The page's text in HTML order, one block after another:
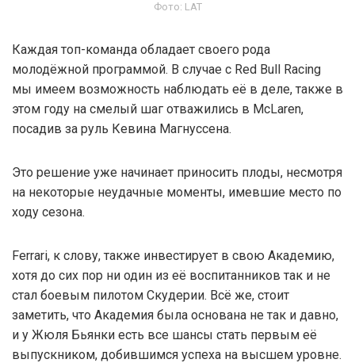
Фото: LAT
Каждая топ-команда обладает своего рода
молодёжной программой. В случае с Red Bull Racing
мы имеем возможность наблюдать её в деле, также в
этом году на смелый шаг отважились в McLaren,
посадив за руль Кевина Магнуссена.
Это решение уже начинает приносить плоды, несмотря
на некоторые неудачные моменты, имевшие место по
ходу сезона.
Ferrari, к слову, также инвестирует в свою Академию,
хотя до сих пор ни один из её воспитанников так и не
стал боевым пилотом Скудерии. Всё же, стоит
заметить, что Академия была основана не так и давно,
и у Жюля Бьянки есть все шансы стать первым её
выпускником, добившимся успеха на высшем уровне.